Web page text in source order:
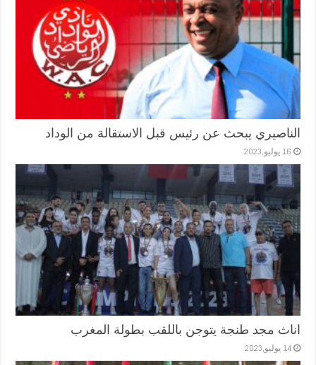
الناصيري يبحث عن رئيس قبل الاستقالة من الوداد
16 يوليو,2023
اناث مجد طنجة يتوجن باللقب بطولة المغرب
14 يوليو,2023